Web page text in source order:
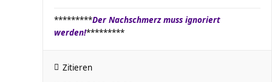
*********Der Nachschmerz muss ignoriert
werden!*********
Zitieren